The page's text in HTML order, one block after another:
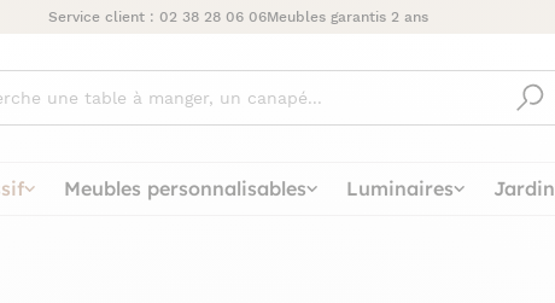
Service client : 02 38 28 06 06Meubles garantis 2 ans
Meubles personnalisables Luminaires Jardin